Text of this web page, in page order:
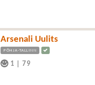
Arsenali Uulits
PÕHJA-TALLINN
1 79